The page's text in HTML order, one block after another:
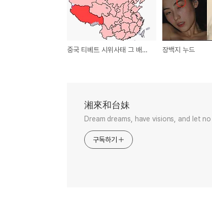
중국 티베트 시위사태 그 배경은? 장백지 누드
湘來和台妹
Dream dreams, have visions, and let
구독하기